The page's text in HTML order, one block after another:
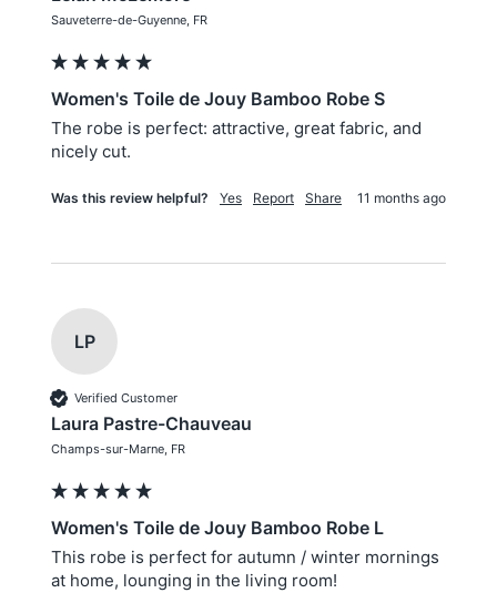
Sauveterre-de-Guyenne, FR
Women's Toile de Jouy Bamboo Robe S
The robe is perfect: attractive, great fabric, and
nicely cut.
Was this review helpful? Yes Report Share 11 months ago
LP
Verified Customer
Laura Pastre-Chauveau
Champs-sur-Marne, FR
Women's Toile de Jouy Bamboo Robe L
This robe is perfect for autumn / winter mornings
at home, lounging in the living room!